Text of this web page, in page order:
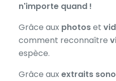
n'importe quand !
Grâce aux photoset
comment reconnaître
espèce.
Grâce auxextraits